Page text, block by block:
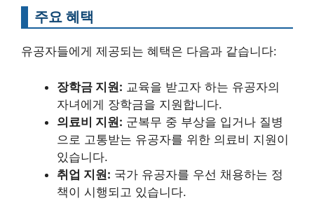
주요 혜택
유공자들에게 제공되는 혜택은 다음과 같습니다:
장학금 지원: 교육을 받고자 하는 유공자의
자녀에게 장학금을 지원합니다.
의료비 지원: 군복무 중 부상을 입거나 질병
으로 고통받는 유공자를 위한 의료비 지원이
있습니다.
취업 지원: 국가 유공자를 우선 채용하는 정
책이 시행되고 있습니다.